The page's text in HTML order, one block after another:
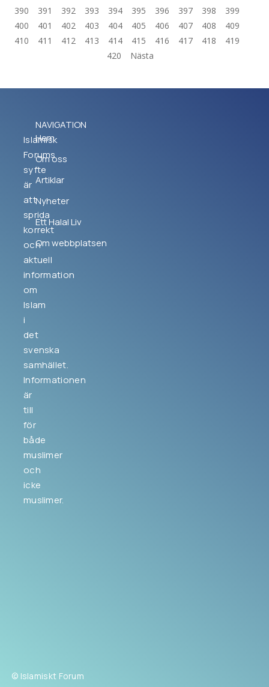
390
391 392 393 394 395 396 397 398
399
400
401 402 403 404 405 406 407 408
409
410
411 412 413 414 415 416 417 418
419
420
Nästa
Islamisk
Forums
syfte
är
att
sprida
korrekt
och
aktuell
information
om
Islam
i
det
svenska
samhället.
Informationen
är
till
för
både
muslimer
och
icke
muslimer.
NAVIGATION
Hem
Om oss
Artiklar
Nyheter
Ett Halal Liv
Om webbplatsen
© Islamiskt Forum